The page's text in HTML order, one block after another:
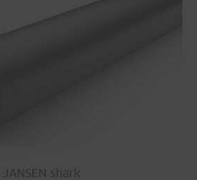
JANSEN shark